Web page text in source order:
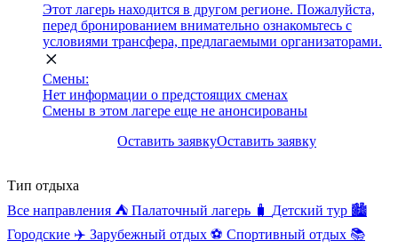
Этот лагерь находится в другом регионе. Пожалуйста,
перед бронированием внимательно ознакомьтесь с
условиями трансфера, предлагаемыми организаторами.
Смены:
Нет информации о предстоящих сменах
Смены в этом лагере еще не анонсированы
Оставить заявкуОставить заявку
Тип отдыха
Все направления ⛺ Палаточный лагерь 🧳 Детский тур 🏙️
Городские ✈️ Зарубежный отдых ⚽ Спортивный отдых 📚